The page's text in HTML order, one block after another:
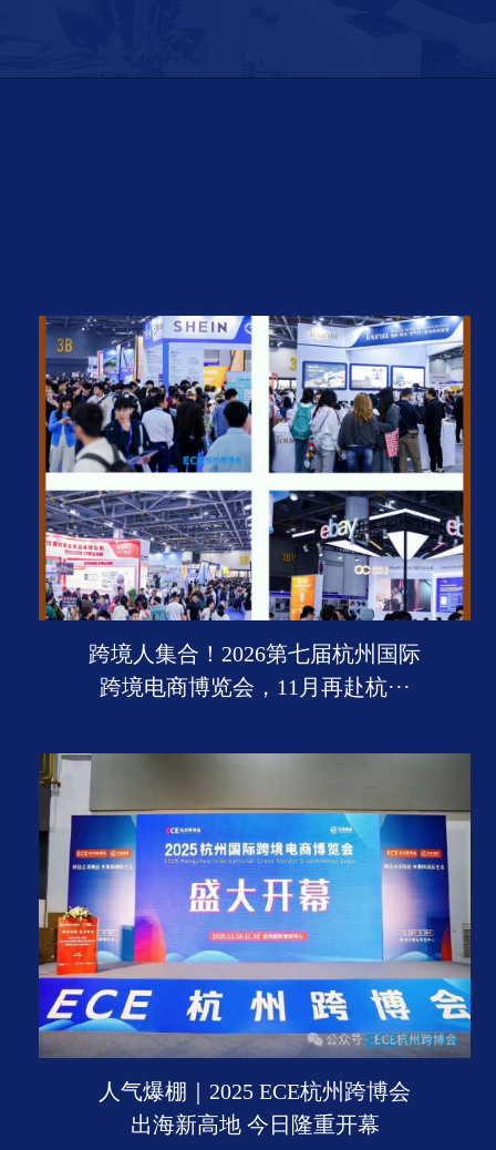
跨境人集合！2026第七届杭州国际
跨境电商博览会，11月再赴杭···
人气爆棚｜2025 ECE杭州跨博会
出海新高地 今日隆重开幕